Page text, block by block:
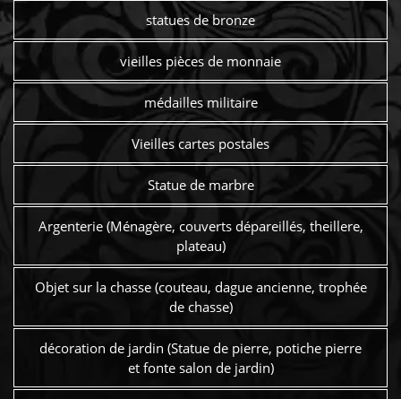
statues de bronze
vieilles pièces de monnaie
médailles militaire
Vieilles cartes postales
Statue de marbre
Argenterie (Ménagère, couverts dépareillés, theillere,
plateau)
Objet sur la chasse (couteau, dague ancienne, trophée
de chasse)
décoration de jardin (Statue de pierre, potiche pierre
et fonte salon de jardin)